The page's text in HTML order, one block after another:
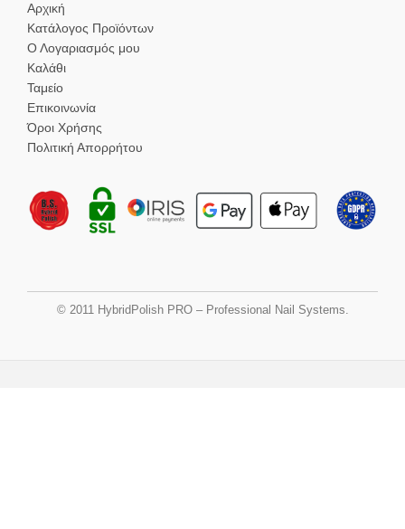
Αρχική
Κατάλογος Προϊόντων
Ο Λογαριασμός μου
Καλάθι
Ταμείο
Επικοινωνία
Όροι Χρήσης
Πολιτική Απορρήτου
© 2011 HybridPolish PRO – Professional Nail Systems.